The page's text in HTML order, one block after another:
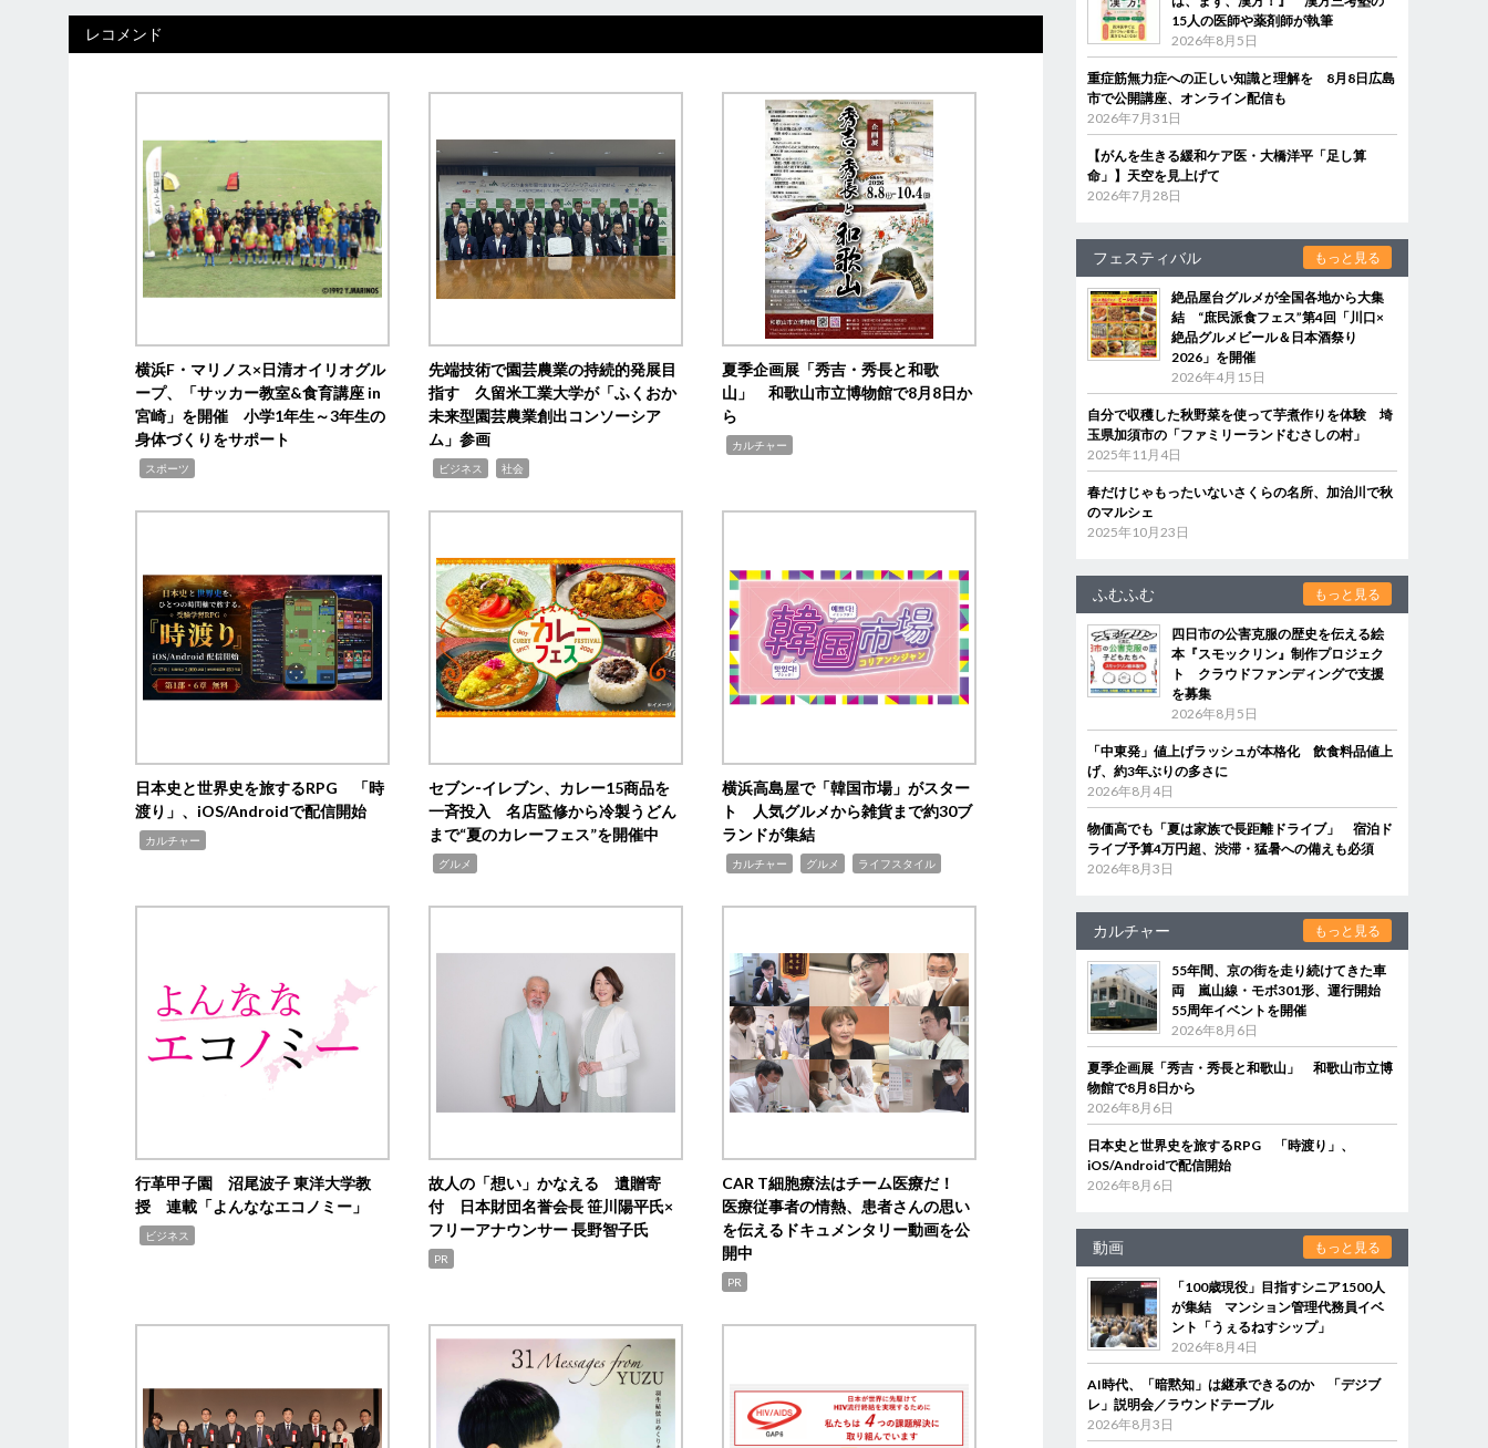
レコメンド
横浜F・マリノス×日清オイリオグル
ープ、「サッカー教室&食育講座 in
宮崎」を開催 小学1年生～3年生の
身体づくりをサポート
スポーツ
先端技術で園芸農業の持続的発展目
指す 久留米工業大学が「ふくおか
未来型園芸農業創出コンソーシア
ム」参画
ビジネス 社会
夏季企画展「秀吉・秀長と和歌
山」 和歌山市立博物館で8月8日か
ら
カルチャー
日本史と世界史を旅するRPG 「時
渡り」、iOS/Androidで配信開始
カルチャー
セブン‐イレブン、カレー15商品を
一斉投入 名店監修から冷製うどん
まで“夏のカレーフェス”を開催中
グルメ
横浜高島屋で「韓国市場」がスター
ト 人気グルメから雑貨まで約30ブ
ランドが集結
カルチャー グルメ ライフスタイル
行革甲子園 沼尾波子 東洋大学教
授 連載「よんななエコノミー」
ビジネス
故人の「想い」かなえる 遺贈寄
付 日本財団名誉会長 笹川陽平氏×
フリーアナウンサー 長野智子氏
PR
CAR T細胞療法はチーム医療だ！
医療従事者の情熱、患者さんの思い
を伝えるドキュメンタリー動画を公
開中
PR
15人の医師や薬剤師が執筆
2026年8月5日
重症筋無力症への正しい知識と理解を 8月8日広島
市で公開講座、オンライン配信も
2026年7月31日
【がんを生きる緩和ケア医・大橋洋平「足し算
命」】天空を見上げて
2026年7月28日
フェスティバル もっと見る
絶品屋台グルメが全国各地から大集
結 “庶民派食フェス”第4回「川口×
絶品グルメビール＆日本酒祭り
2026」を開催
2026年4月15日
自分で収穫した秋野菜を使って芋煮作りを体験 埼
玉県加須市の「ファミリーランドむさしの村」
2025年11月4日
春だけじゃもったいないさくらの名所、加治川で秋
のマルシェ
2025年10月23日
ふむふむ もっと見る
四日市の公害克服の歴史を伝える絵
本『スモックリン』制作プロジェク
ト クラウドファンディングで支援
を募集
2026年8月5日
「中東発」値上げラッシュが本格化 飲食料品値上
げ、約3年ぶりの多さに
2026年8月4日
物価高でも「夏は家族で長距離ドライブ」 宿泊ド
ライブ予算4万円超、渋滞・猛暑への備えも必須
2026年8月3日
カルチャー もっと見る
55年間、京の街を走り続けてきた車
両 嵐山線・モボ301形、運行開始
55周年イベントを開催
2026年8月6日
夏季企画展「秀吉・秀長と和歌山」 和歌山市立博
物館で8月8日から
2026年8月6日
日本史と世界史を旅するRPG 「時渡り」、
iOS/Androidで配信開始
2026年8月6日
動画 もっと見る
「100歳現役」目指すシニア1500人
が集結 マンション管理代務員イベ
ント「うぇるねすシップ」
2026年8月4日
AI時代、「暗黙知」は継承できるのか 「デジブ
レ」説明会／ラウンドテーブル
2026年8月3日